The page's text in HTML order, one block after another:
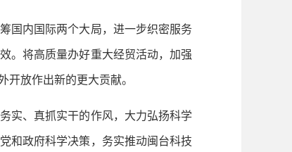
国内国际两个大局，进一步织密服务
。将高质量办好重大经贸活动，加强
放作出新的更大贡献。
实、真抓实干的作风，大力弘扬科学
和政府科学决策，务实推动闽台科技